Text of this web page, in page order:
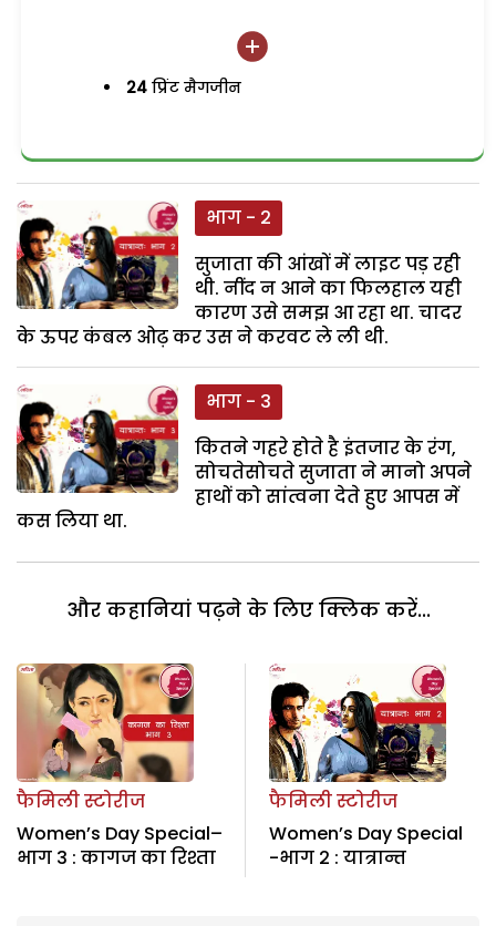
24 प्रिंट मैगजीन
भाग - 2
सुजाता की आंखों में लाइट पड़ रही
थी. नींद न आने का फिलहाल यही
कारण उसे समझ आ रहा था. चादर
के ऊपर कंबल ओढ़ कर उस ने करवट ले ली थी.
भाग - 3
कितने गहरे होते है इंतजार के रंग,
सोचतेसोचते सुजाता ने मानो अपने
हाथों को सांत्वना देते हुए आपस में
कस लिया था.
और कहानियां पढ़ने के लिए क्लिक करें...
फैमिली स्टोरीज
Women’s Day Special–
भाग 3 : कागज का रिश्ता
फैमिली स्टोरीज
Women’s Day Special
-भाग 2 : यात्रान्त